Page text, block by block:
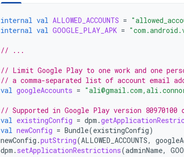
internal val ALLOWED_ACCOUNTS =
internal val GOOGLE_PLAY_APK =
// ...
// Limit Google Play to one work and one
// a comma-separated list of account email
val googleAccounts =
// Supported in Google Play version 80970100
val existingConfig = dpm .
val newConfig = Bundle(existingConfig)
newConfig .putString(ALLOWED_ACCOUNTS,
dpm . setApplicationRestrictions(adminName,